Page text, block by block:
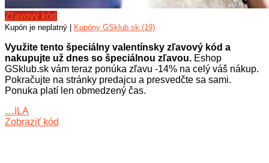
Zľavový kód
Kupón je neplatný | Kupóny GSklub.sk (19)
Využite tento špeciálny valentínsky zľavový kód a
nakupujte už dnes so špeciálnou zľavou. Eshop
GSklub.sk vám teraz ponúka zľavu -14% na celý váš nákup.
Pokračujte na stránky predajcu a presvedčte sa sami.
Ponuka platí len obmedzený čas.
…ILA
Zobraziť kód